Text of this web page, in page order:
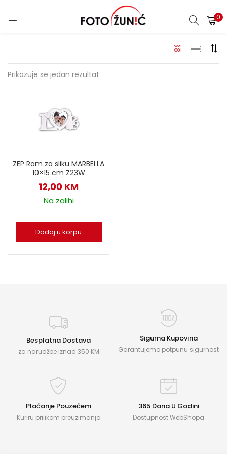
0
Prikazuje se jedan rezultat
ZEP Ram za sliku MARBELLA
10×15 cm Z23W
12,00 KM
Na zalihi
Dodaj u korpu
Besplatna Dostava
za narudžbe iznad 350 KM
Sigurna Kupovina
Garantujemo potpunu sigurnost
Plaćanje Pouzećem
Kuriru prilikom preuzimanja
365 Dana U Godini
Dostupnost WebShopa